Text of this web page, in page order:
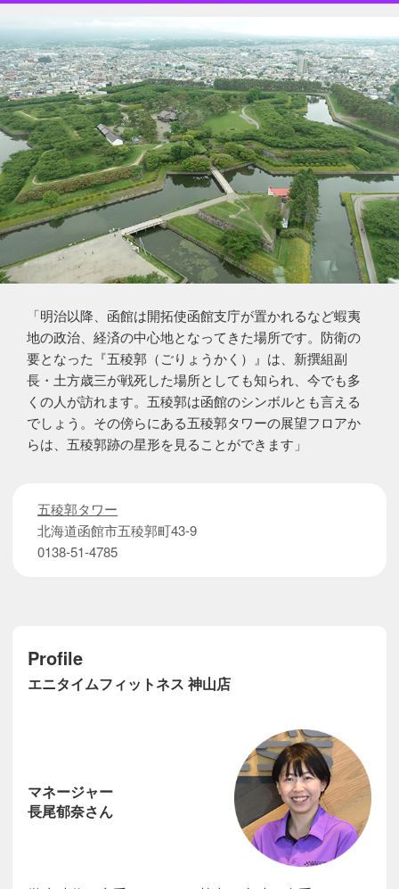
「明治以降、函館は開拓使函館支庁が置かれるなど蝦夷
地の政治、経済の中心地となってきた場所です。防衛の
要となった『五稜郭（ごりょうかく）』は、新撰組副
長・土方歳三が戦死した場所としても知られ、今でも多
くの人が訪れます。五稜郭は函館のシンボルとも言える
でしょう。その傍らにある五稜郭タワーの展望フロアか
らは、五稜郭跡の星形を見ることができます」
五稜郭タワー
北海道函館市五稜郭町43-9
0138-51-4785
Profile
エニタイムフィットネス 神山店
マネージャー
長尾郁奈さん